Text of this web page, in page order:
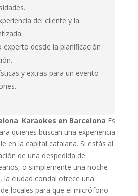
del cliente y la
experto desde la planificación
y extras para un evento
: Karaokes en Barcelona Es
quienes buscan una experiencia
en la capital catalana. Si estás al
de una despedida de
o simplemente una noche
la ciudad condal ofrece una
locales para que el micrófono